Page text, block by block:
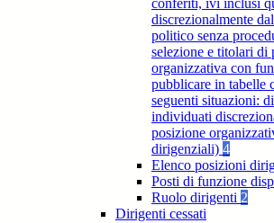
conferiti, ivi inclusi
discrezionalmente
politico senza
selezione e titolari di
organizzativa con
pubblicare in tabelle
seguenti situazioni:
individuati
posizione
dirigenziali) 4
Elenco posizioni
Posti di funzione
Ruolo dirigenti 2
Dirigenti cessati